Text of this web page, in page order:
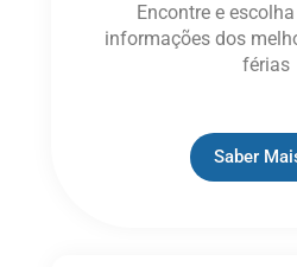
Encontre e
informações dos
férias
Saber